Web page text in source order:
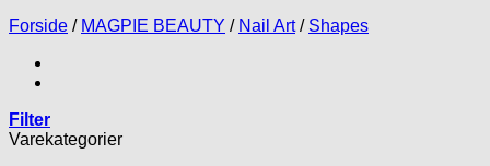
Forside / MAGPIE BEAUTY / Nail Art / Shapes
Filter
Varekategorier